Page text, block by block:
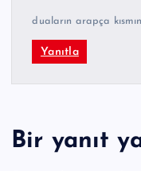
duaların arapça
Yanıtla
Bir yanıt